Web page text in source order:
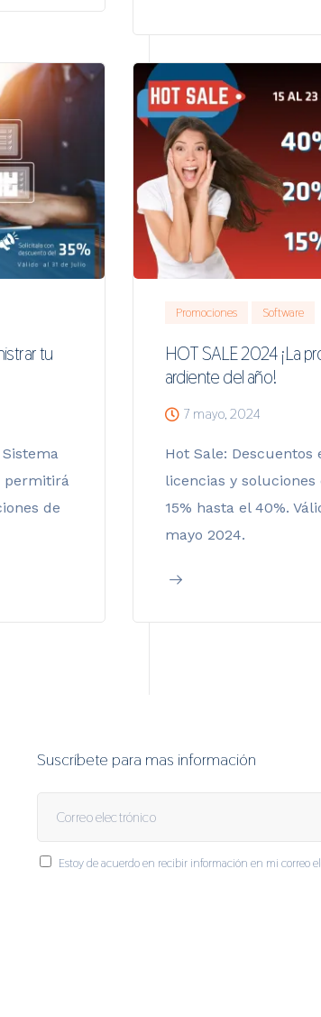
tu
permitirá
de
Promociones Software
HOT SALE 2024 ¡La
ardiente del año!
7 mayo, 2024
Hot Sale: Descuentos
licencias y soluciones
15% hasta el 40%.
mayo 2024.
Suscríbete para mas información
Estoy de acuerdo en recibir información en mi correo